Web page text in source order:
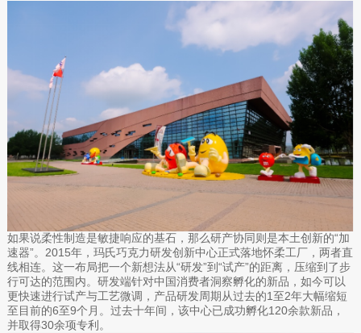
如果说柔性制造是敏捷响应的基石，那么研产协同则是本土创新的“加
速器”。2015年，玛氏巧克力研发创新中心正式落地怀柔工厂，两者直
线相连。这一布局把一个新想法从“研发”到“试产”的距离，压缩到了步
行可达的范围内。研发端针对中国消费者洞察孵化的新品，如今可以
更快速进行试产与工艺微调，产品研发周期从过去的1至2年大幅缩短
至目前的6至9个月。过去十年间，该中心已成功孵化120余款新品，
并取得30余项专利。